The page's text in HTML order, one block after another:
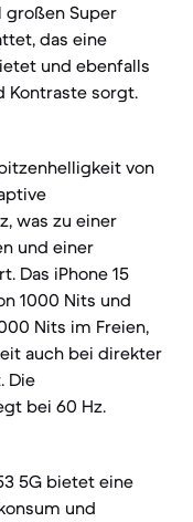
großen Super
das eine
und ebenfalls
Kontraste sorgt.
von
was zu einer
und einer
Das iPhone 15
1000 Nits und
Nits im Freien,
auch bei direkter
Die
bei 60 Hz.
5G bietet eine
und